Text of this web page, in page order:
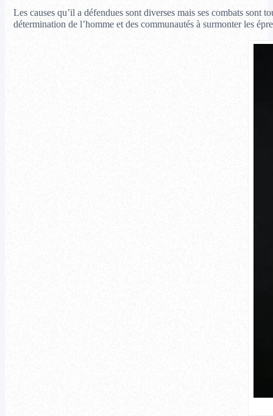
Les causes qu’il a défendues sont diverses mais ses combats sont
détermination de l’homme et des communautés à surmonter les